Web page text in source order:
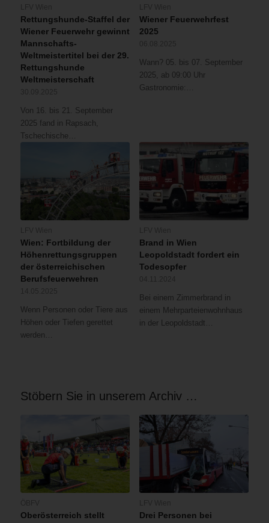
Rettungshunde-Staffel der
Wiener Feuerwehr gewinnt
Mannschafts-
Weltmeistertitel bei der 29.
Rettungshunde
Weltmeisterschaft
Von 16. bis 21. September
2025 fand in Rapsach,
Tschechische…
Wiener Feuerwehrfest
2025
Wann? 05. bis 07. September
2025, ab 09:00 Uhr
Gastronomie:…
Wien: Fortbildung der
Höhenrettungsgruppen
der österreichischen
Berufsfeuerwehren
Wenn Personen oder Tiere aus
Höhen oder Tiefen gerettet
werden…
Brand in Wien
Leopoldstadt fordert ein
Todesopfer
Bei einem Zimmerbrand in
einem Mehrparteienwohnhaus
in der Leopoldstadt…
Stöbern Sie in unserem Archiv …
Oberösterreich stellt
Drei Personen bei